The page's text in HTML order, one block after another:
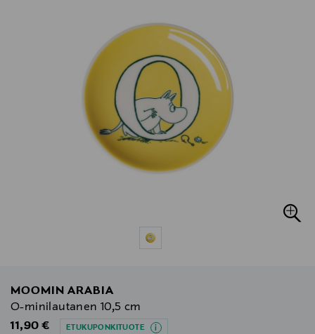
MOOMIN ARABIA
O-minilautanen 10,5 cm
Original Price
11,90 € ETUKUPONKITUOTE